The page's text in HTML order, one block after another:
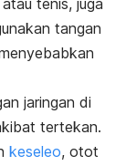
tenis, juga
tangan
jaringan di
tertekan.
keseleo, otot